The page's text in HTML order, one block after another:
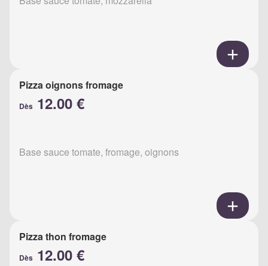
Pizza oignons fromage
Dès 12.00 €
Base sauce tomate, fromage, oignons
Pizza thon fromage
Dès 12.00 €